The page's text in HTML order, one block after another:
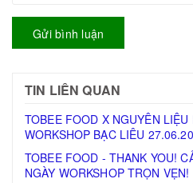
Gửi bình luận
TIN LIÊN QUAN
TOBEE FOOD X NGUYÊN LIỆU
WORKSHOP BẠC LIÊU
TOBEE FOOD - THANK YOU!
NGÀY WORKSHOP TRỌN VẸN!